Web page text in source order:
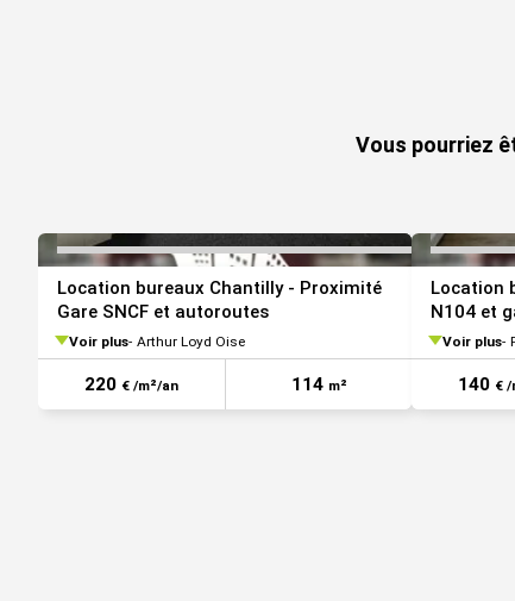
Vous pourriez
Location bureaux Chantilly - Proximité
Gare SNCF et autoroutes
Voir plus Arthur Loyd Oise
220 € /m²/an 114 m²
Location
N104 et
Voir plus
140 € /